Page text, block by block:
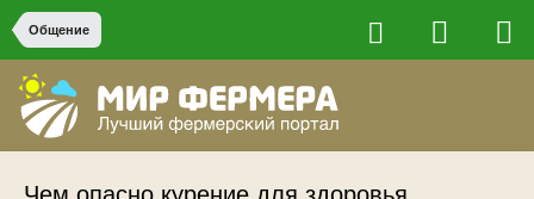
Общение